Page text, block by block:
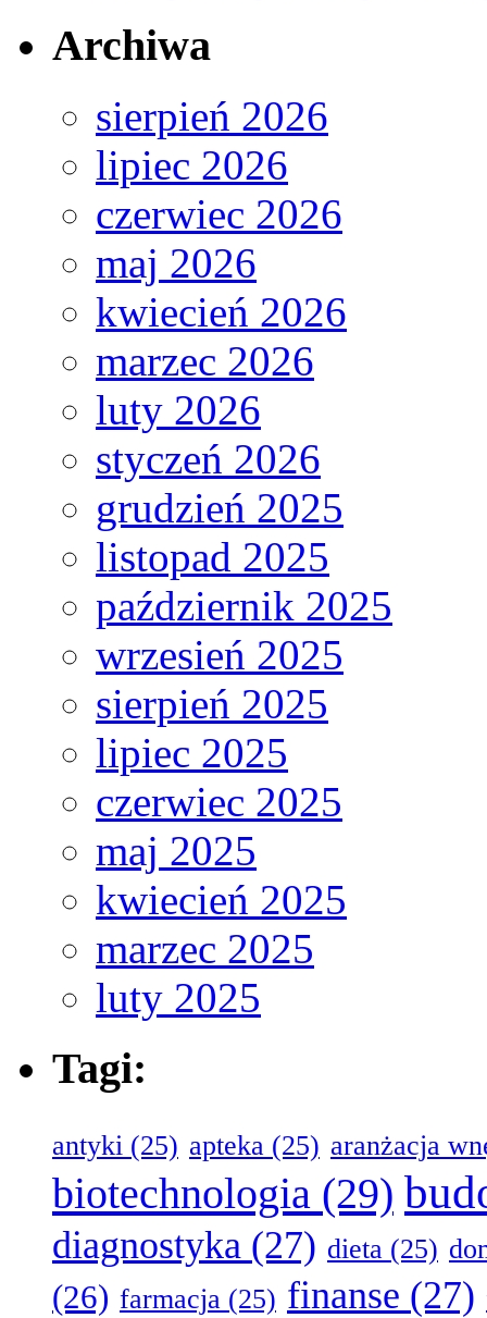
Archiwa
sierpień 2026
lipiec 2026
czerwiec 2026
maj 2026
kwiecień 2026
marzec 2026
luty 2026
styczeń 2026
grudzień 2025
listopad 2025
październik 2025
wrzesień 2025
sierpień 2025
lipiec 2025
czerwiec 2025
maj 2025
kwiecień 2025
marzec 2025
luty 2025
Tagi:
antyki (25) apteka (25) aranżacja
biotechnologia (29)
diagnostyka (27) dieta (25)
(26) farmacja (25) finanse (27)